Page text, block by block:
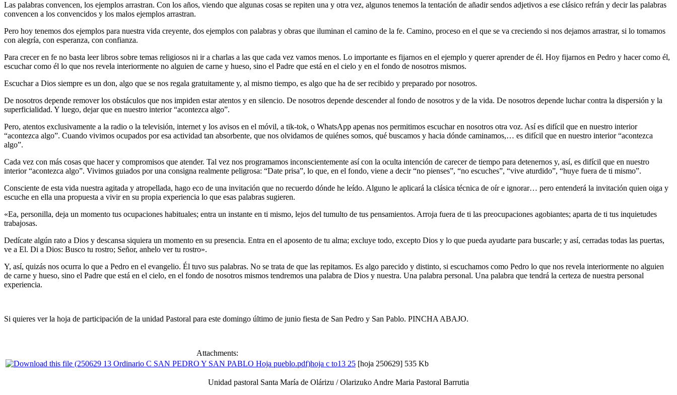
Las palabras convencen, los ejemplos arrastran. Con los años, viendo que algunas cosas se repiten una y otra vez, algunos tenemos la tentación de añadir sendos adjetivos a ese clásico refrán y decir las palabras
convencen a los convencidos y los malos ejemplos arrastran.
Pero hoy tenemos dos ejemplos para nuestra vida creyente, dos ejemplos con palabras y obras que iluminan el camino de la fe. Camino, proceso en el que se va creciendo si nos dejamos arrastrar, si lo tomamos
con alegría, con esperanza, con confianza.
Para crecer en fe no basta leer libros sobre temas religiosos ni ir a charlas a las que cada vez vamos menos. Lo importante es fijarnos en el ejemplo y querer aprender de él. Hoy fijarnos en Pedro y hacer como él,
escuchar como él lo que nos revela interiormente no alguien de carne y hueso, sino el Padre que está en el cielo y en el fondo de nosotros mismos.
Escuchar a Dios siempre es un don, algo que se nos regala gratuitamente y, al mismo tiempo, es algo que ha de ser recibido y preparado por nosotros.
De nosotros depende remover los obstáculos que nos impiden estar atentos y en silencio. De nosotros depende descender al fondo de nosotros y de la vida. De nosotros depende luchar contra la dispersión y la
superficialidad. Y luego, dejar que en nuestro interior “acontezca algo”.
Pero, atentos exclusivamente a la radio o la televisión, internet y los avisos en el móvil, a tik-tok, o WhatsApp apenas nos permitimos escuchar en nosotros otra voz. Así es difícil que en nuestro interior
“acontezca algo”. Cuando vivimos ocupados por esa actividad tan absorbente, que nos olvidamos de quiénes somos, qué buscamos y hacia dónde caminamos,… es difícil que en nuestro interior “acontezca
algo”.
Cada vez con más cosas que hacer y compromisos que atender. Tal vez nos programamos inconscientemente así con la oculta intención de carecer de tiempo para detenernos y, así, es difícil que en nuestro
interior “acontezca algo”. Vivimos guiados por una consigna realmente peligrosa: “Date prisa”, lo que, en el fondo, viene a decir “no pienses”, “no escuches”, “vive aturdido”, “huye fuera de ti mismo”.
Consciente de esta vida nuestra agitada y atropellada, hago eco de una invitación que no recuerdo dónde he leído. Alguno le aplicará la clásica técnica de oír e ignorar… pero entenderá la invitación quien oiga y
escuche en ella una propuesta a vivir en su propia experiencia lo que esas palabras sugieren.
«Ea, personilla, deja un momento tus ocupaciones habituales; entra un instante en ti mismo, lejos del tumulto de tus pensamientos. Arroja fuera de ti las preocupaciones agobiantes; aparta de ti tus inquietudes
trabajosas.
Dedícate algún rato a Dios y descansa siquiera un momento en su presencia. Entra en el aposento de tu alma; excluye todo, excepto Dios y lo que pueda ayudarte para buscarle; y así, cerradas todas las puertas,
ve a El. Di a Dios: Busco tu rostro; Señor, anhelo ver tu rostro».
Y, así, quizás nos ocurra lo que a Pedro en el evangelio. Él tuvo sus palabras. No se trata de que las repitamos. Es algo parecido y distinto, si escuchamos como Pedro lo que nos revela interiormente no alguien
de carne y hueso, sino el Padre que está en el cielo, en el fondo de nosotros mismos tendremos una palabra de Dios y nuestra. Una palabra personal. Una palabra que tendrá la certeza de nuestra personal
experiencia.
Si quieres ver la hoja de participación de la unidad Pastoral para este domingo último de junio fiesta de San Pedro y San Pablo. PINCHA ABAJO.
Attachments:
hoja c to13 25 [hoja 250629] 535 Kb
Unidad pastoral Santa María de Olárizu / Olarizuko Andre Maria Pastoral Barrutia